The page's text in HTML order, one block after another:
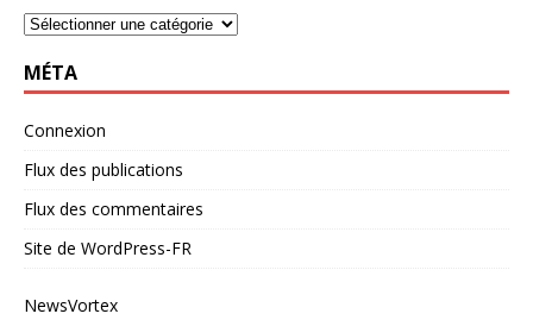
MÉTA
Connexion
Flux des publications
Flux des commentaires
Site de WordPress-FR
NewsVortex